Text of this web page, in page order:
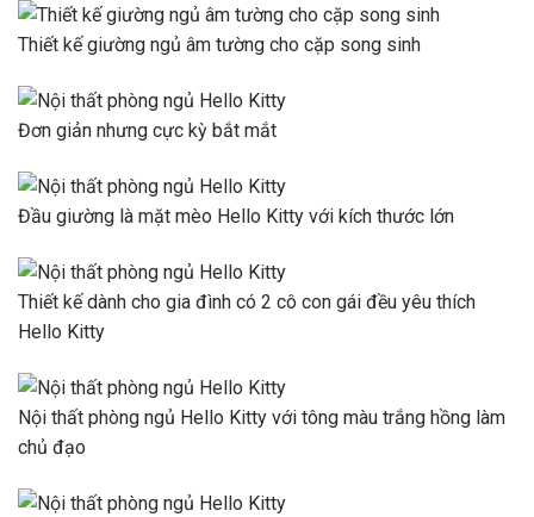
Thiết kế giường ngủ âm tường cho cặp song sinh
Đơn giản nhưng cực kỳ bắt mắt
Đầu giường là mặt mèo Hello Kitty với kích thước lớn
Thiết kế dành cho gia đình có 2 cô con gái đều yêu thích
Hello Kitty
Nội thất phòng ngủ Hello Kitty với tông màu trắng hồng làm
chủ đạo